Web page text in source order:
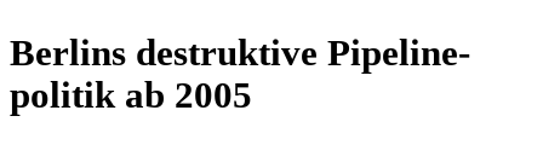
Berlins destruk­tive Pipe­line­
po­li­tik ab 2005